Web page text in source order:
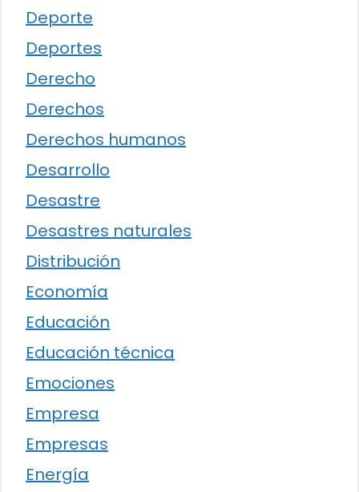
Deporte
Deportes
Derecho
Derechos
Derechos humanos
Desarrollo
Desastre
Desastres naturales
Distribución
Economía
Educación
Educación técnica
Emociones
Empresa
Empresas
Energía